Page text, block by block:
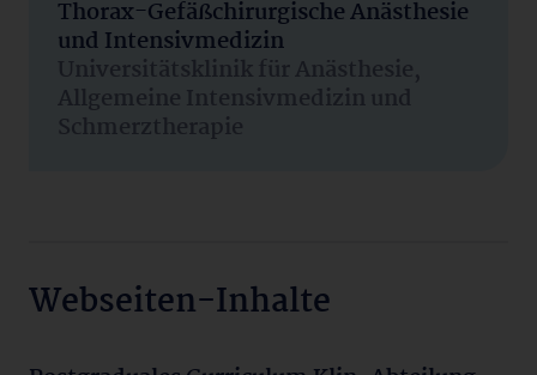
Thorax-Gefäßchirurgische Anästhesie
und Intensivmedizin
Universitätsklinik für Anästhesie,
Allgemeine Intensivmedizin und
Schmerztherapie
Webseiten-Inhalte